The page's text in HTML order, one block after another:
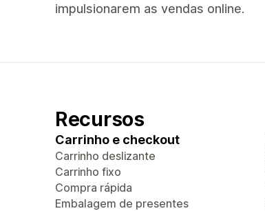
impulsionarem as vendas online.
Recursos
Carrinho e checkout
Carrinho deslizante
Carrinho fixo
Compra rápida
Embalagem de presentes